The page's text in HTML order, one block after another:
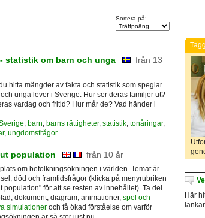
Sortera på:
- statistik om barn och unga
från 13
hitta mängder av fakta och statistik som speglar
unga lever i Sverige. Hur ser deras familjer ut?
vardag och fritid? Hur mår de? Vad händer i
barn barns rättigheter, statistik, tonåringar,
, ungdomsfrågor
population från 10 år
om befolkningsökningen i världen. Temat är
död och framtidsfrågor (klicka på menyrubriken
population" för att se resten av innehållet). Ta del
dokument, diagram, animationer, spel och
simulationeroch få ökad förståelse om varför
Här